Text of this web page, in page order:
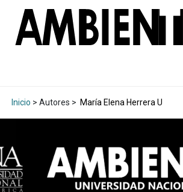
Inicio > Autores > María Elena Herrera U